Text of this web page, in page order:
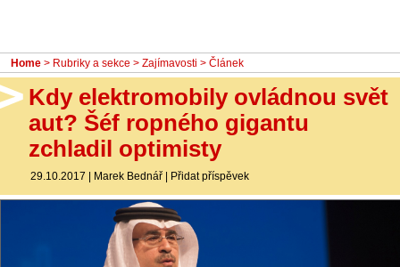
Home > Rubriky a sekce > Zajímavosti > Článek
Kdy elektromobily ovládnou svět
aut? Šéf ropného gigantu
zchladil optimisty
29.10.2017 | Marek Bednář | Přidat příspěvek